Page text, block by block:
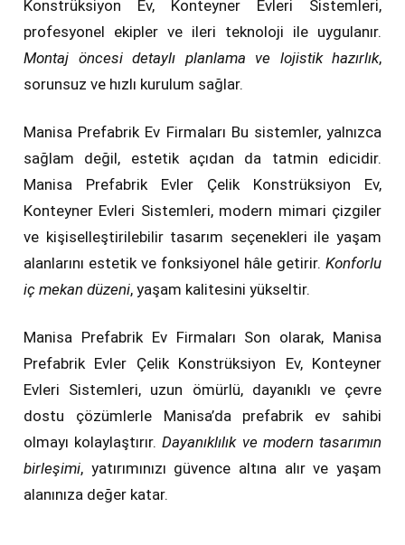
Konstrüksiyon Ev, Konteyner Evleri Sistemleri,
profesyonel ekipler ve ileri teknoloji ile uygulanır.
Montaj öncesi detaylı planlama ve lojistik hazırlık,
sorunsuz ve hızlı kurulum sağlar.
Manisa Prefabrik Ev Firmaları Bu sistemler, yalnızca
sağlam değil, estetik açıdan da tatmin edicidir.
Manisa Prefabrik Evler Çelik Konstrüksiyon Ev,
Konteyner Evleri Sistemleri, modern mimari çizgiler
ve kişiselleştirilebilir tasarım seçenekleri ile yaşam
alanlarını estetik ve fonksiyonel hâle getirir. Konforlu
iç mekan düzeni, yaşam kalitesini yükseltir.
Manisa Prefabrik Ev Firmaları Son olarak, Manisa
Prefabrik Evler Çelik Konstrüksiyon Ev, Konteyner
Evleri Sistemleri, uzun ömürlü, dayanıklı ve çevre
dostu çözümlerle Manisa’da prefabrik ev sahibi
olmayı kolaylaştırır.Dayanıklılık ve modern tasarımın
birleşimi, yatırımınızı güvence altına alır ve yaşam
alanınıza değer katar.